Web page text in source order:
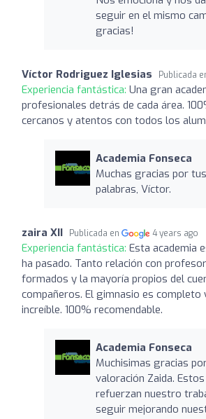
seguir en el mismo
gracias!
Víctor Rodriguez Iglesias Publicada
Experiencia fantástica: Una gran
profesionales detrás de cada área.
cercanos y atentos con todos los
Academia Fonseca
Muchas gracias por
palabras, Víctor.
zaira XII Publicada en 4 years ago
Experiencia fantástica: Esta academia
ha pasado. Tanto relación con
formados y la mayoría propios del
compañeros. El gimnasio es completo
increíble. 100% recomendable.
Academia Fonseca
Muchisimas gracias
valoración Zaida.
refuerzan nuestro
seguir mejorando